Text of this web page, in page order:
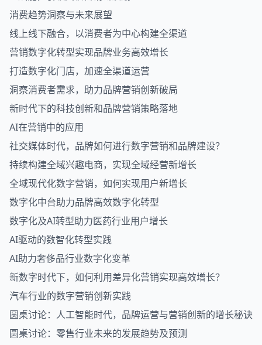
消费趋势洞察与未来展望
线上线下融合，以消费者为中心构建全渠道
营销数字化转型实现品牌业务高效增长
打造数字化门店，加速全渠道运营
洞察消费者需求，助力品牌营销创新破局
新时代下的科技创新和品牌营销策略落地
AI在营销中的应用
社交媒体时代，品牌如何进行数字营销和品牌建设？
持续构建全域兴趣电商，实现全域经营新增长
全域现代化数字营销，如何实现用户新增长
数字化中台助力品牌高效数字化转型
数字化及AI转型助力医药行业用户增长
AI驱动的数智化转型实践
AI助力奢侈品行业数字化变革
新数字时代下，如何利用差异化营销实现高效增长？
汽车行业的数字营销创新实践
圆桌讨论：人工智能时代，品牌运营与营销创新的增长秘诀
圆桌讨论：零售行业未来的发展趋势及预测